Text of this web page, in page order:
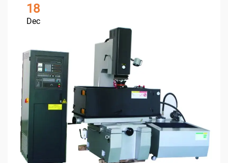
18
Dec